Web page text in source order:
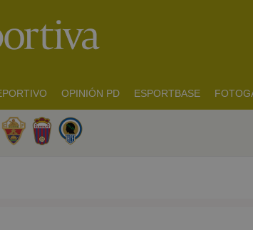
OPINIÓN PD ESPORTBASE